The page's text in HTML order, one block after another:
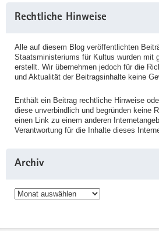
Rechtliche Hinweise
Alle auf diesem Blog veröffentlichten
Staatsministeriums für Kultus wurden mit
erstellt. Wir übernehmen jedoch für die
und Aktualität der Beitragsinhalte keine
Enthält ein Beitrag rechtliche Hinweise
diese unverbindlich und begründen keine
einen Link zu einem anderen
Verantwortung für die Inhalte dieses
Archiv
Archiv